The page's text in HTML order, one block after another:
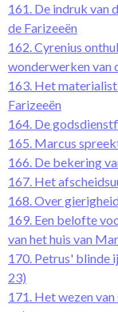
161. De indruk van
de Farizeeën
162. Cyrenius
wonderwerken van
163. Het
Farizeeën
164. De
165. Marcus
166. De bekering
167. Het
168. Over
169. Een belofte
van het huis van
170. Petrus' blinde
23)
171. Het wezen